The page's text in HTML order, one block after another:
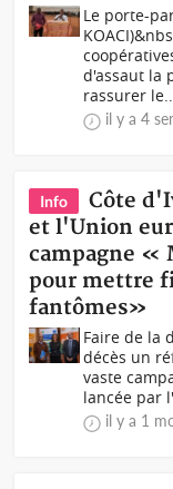
Le porte-
d'assaut la
rassurer
il y a 4
Info
Côte
et l'Union
campagne «
pour mettre
fantômes»
Faire de la
décès un
vaste
lancée par
il y a 1